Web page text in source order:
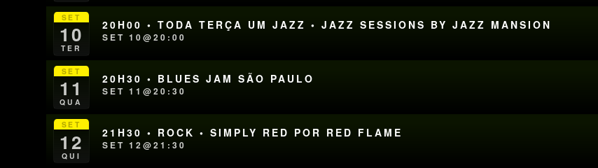
SET
10
TER
20H00 • TODA TERÇA UM JAZZ • JAZZ SESSIONS BY JAZZ MANSION
SET 10@20:00
SET
11
QUA
20H30 • BLUES JAM SÃO PAULO
SET 11@20:30
SET
12
QUI
21H30 • ROCK • SIMPLY RED POR RED FLAME
SET 12@21:30